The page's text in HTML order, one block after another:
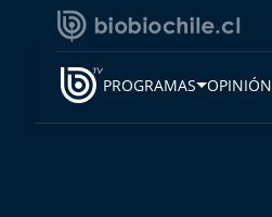
PROGRAMAS OPINIÓN